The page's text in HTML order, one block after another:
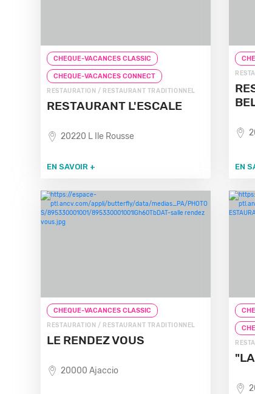
CHEQUE-VACANCES CLASSIC
CHEQUE-VACANCES CONNECT
RESTAURATION / RESTAURANT TRADITIONNEL
RESTAURANT L'ESCALE
20220 L Ile Rousse
EN SAVOIR + EN
CHEQUE-VACANCES CLASSIC
RESTAURATION / RESTAURANT TRADITIONNEL
LE RENDEZ VOUS
20000 Ajaccio